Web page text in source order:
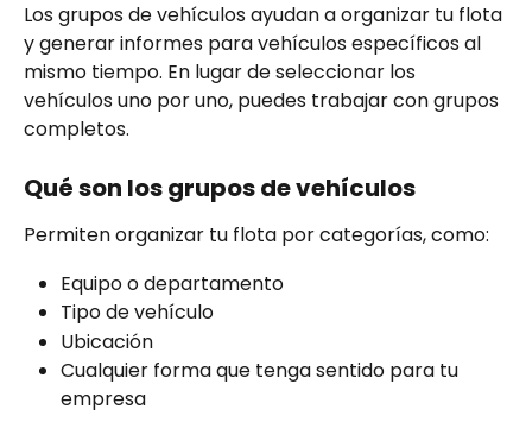
Los grupos de vehículos ayudan a organizar tu flota
y generar informes para vehículos específicos al
mismo tiempo. En lugar de seleccionar los
vehículos uno por uno, puedes trabajar con grupos
completos.
Qué son los grupos de vehículos
Permiten organizar tu flota por categorías, como:
Equipo o departamento
Tipo de vehículo
Ubicación
Cualquier forma que tenga sentido para tu
empresa